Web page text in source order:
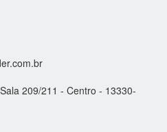
209/211 - Centro - 13330-